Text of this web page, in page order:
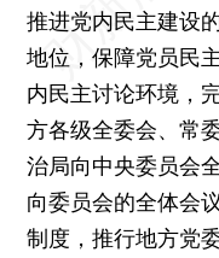
推进党内民主建设
地位，保障党员民
内民主讨论环境，
方各级全委会、常
治局向中央委员会
向委员会的全体会
制度，推行地方党